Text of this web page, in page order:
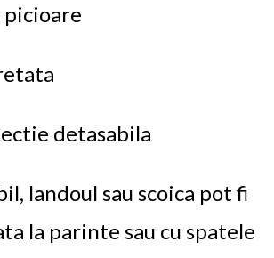
picioare
detasabila
landoul sau scoica pot fi
la parinte sau cu spatele